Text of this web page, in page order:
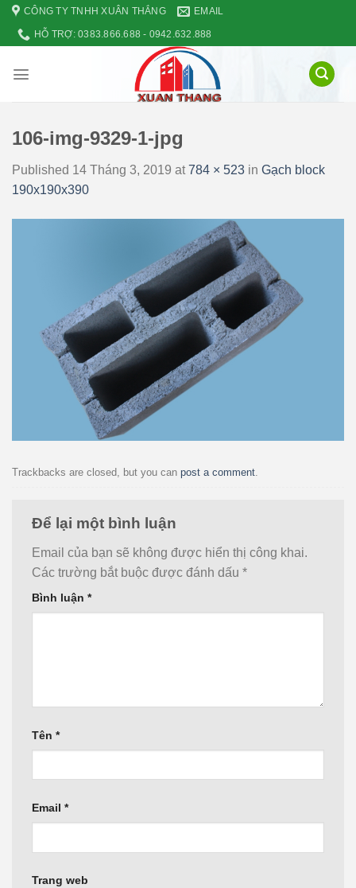
Skip
content
CÔNG TY TNHH XUÂN THẮNG EMAIL
HỖ TRỢ: 0383.866.688 - 0942.632.888
106-img-9329-1-jpg
Published 14 Tháng 3, 2019 at784 × 523 in Gạch block
190x190x390
Trackbacks are closed, but you can post a comment.
Để lại một bình luận
Email của bạn sẽ không được hiển thị công khai.
Các trường bắt buộc được đánh dấu *
Bình luận *
Tên *
Email *
Trang web